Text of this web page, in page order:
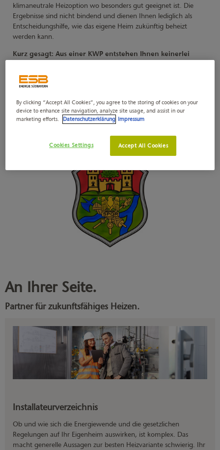
klimaneutrale Heizoption wo besonders gut geeignet ist. Die
Ergebnisse sind nicht bindend und dienen Ihnen lediglich als
Entscheidungshilfe, wie das eigene Heim zukünftig beheizt
werden kann.
Kurz gesagt: Aus einer KWP entstehen Ihnen keinerlei
Sie denken darüber nach, Ihre Heizung zu modernisieren oder
Gebäudeenergiegesetzes (GEG) unabhängig davon, was im
Wärmeplan steht. Wir geben Ihnen einen Überblick über die
gängigsten Heizvarianten.
An Ihrer Seite.
Partner für zukunftsfähiges Heizen.
Installateurverzeichnis
Ob und wie sich die Energiewende und die gesetzlichen
Regelungen auf Ihr Eigenheim auswirken, ist komplex. Das
macht generelle Aussagen zur besten Heizvariante schwierig. Ihr
By clicking “Accept All Cookies”, you agree to the storing of cookies on your
device to enhance site navigation, analyze site usage, and assist in our
marketing efforts.
Datenschutzerklärung Impressum
Cookies Settings Accept All Cookies